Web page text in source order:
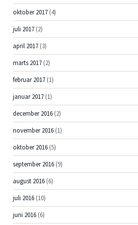
oktober 2017 (4)
juli 2017 (2)
april 2017 (3)
marts 2017 (2)
februar 2017 (1)
januar 2017 (1)
december 2016 (2)
november 2016 (1)
oktober 2016 (5)
september 2016 (9)
august 2016 (6)
juli 2016 (10)
juni 2016 (6)